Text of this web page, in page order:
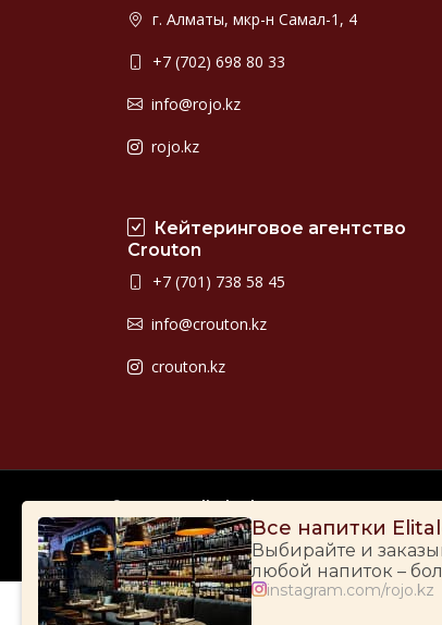
Все напитки
Выбирайте и
любой напиток –
instagram.com/rojo.kz
г. Алматы, мкр-н Самал-1, 4
+7 (702) 698 80 33
info@rojo.kz
rojo.kz
Кейтеринговое агентство
Crouton
+7 (701) 738 58 45
info@crouton.kz
crouton.kz
© 2009-2026Elitalco.kz